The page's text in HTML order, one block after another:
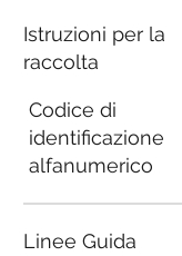
Istruzioni per la
raccolta
Codice di
identificazione
alfanumerico
Linee Guida